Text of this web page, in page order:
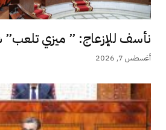
نأسف للإزعاج: ” ميزي تلعب”
أغسطس 7, 2026